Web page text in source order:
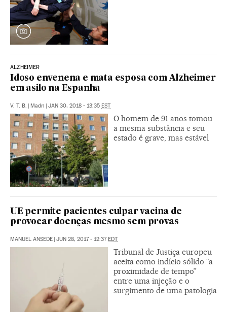
ALZHEIMER
Idoso envenena e mata esposa com Alzheimer
em asilo na Espanha
V. T. B. | Madri | JAN 30, 2018 - 13:35 EST
O homem de 91 anos tomou
a mesma substância e seu
estado é grave, mas estável
UE permite pacientes culpar vacina de
provocar doenças mesmo sem provas
MANUEL ANSEDE | JUN 28, 2017 - 12:37EDT
Tribunal de Justiça europeu
aceita como indício sólido “a
proximidade de tempo”
entre uma injeção e o
surgimento de uma patologia